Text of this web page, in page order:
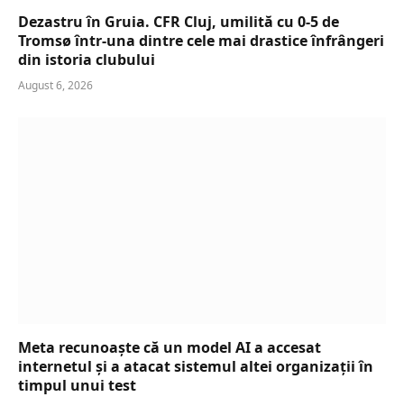
Dezastru în Gruia. CFR Cluj, umilită cu 0-5 de
Tromsø într-una dintre cele mai drastice înfrângeri
din istoria clubului
August 6, 2026
Meta recunoaște că un model AI a accesat
internetul și a atacat sistemul altei organizații în
timpul unui test